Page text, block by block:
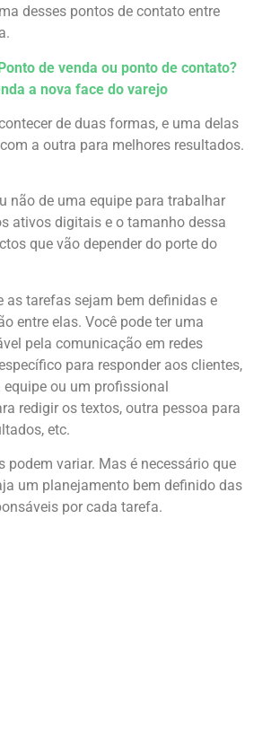
desses pontos de contato entre
de venda ou ponto de contato?
a nova face do varejo
de duas formas, e uma delas
a outra para melhores resultados.
não de uma equipe para trabalhar
ativos digitais e o tamanho dessa
que vão depender do porte do
as tarefas sejam bem definidas e
entre elas. Você pode ter uma
pela comunicação em redes
para responder aos clientes,
equipe ou um profissional
redigir os textos, outra pessoa para
etc.
podem variar. Mas é necessário que
um planejamento bem definido das
por cada tarefa.